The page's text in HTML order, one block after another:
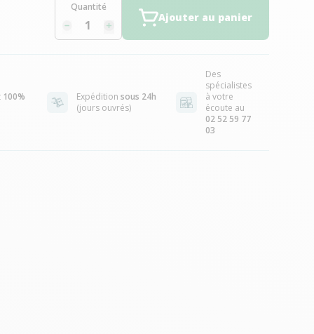
Quantité
Ajouter au panier
100%
Expédition sous 24h
(jours ouvrés)
Des
spécialistes
à votre
écoute au
02 52 59 77
03